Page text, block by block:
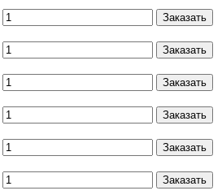
Заказать
Заказать
Заказать
Заказать
Заказать
Заказать